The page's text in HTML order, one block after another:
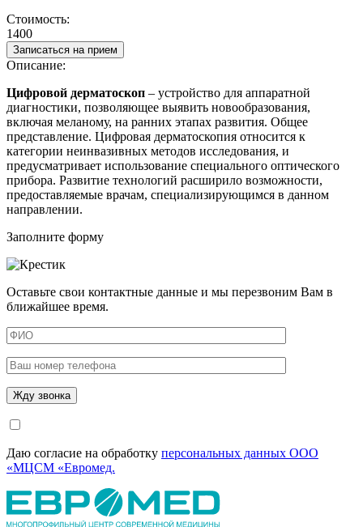
Стоимость:
1400
Записаться на прием
Описание:
Цифровой дерматоскоп – устройство для аппаратной
диагностики, позволяющее выявить новообразования,
включая меланому, на ранних этапах развития. Общее
представление. Цифровая дерматоскопия относится к
категории неинвазивных методов исследования, и
предусматривает использование специального оптического
прибора. Развитие технологий расширило возможности,
предоставляемые врачам, специализирующимся в данном
направлении.
Заполните форму
Оставьте свои контактные данные и мы перезвоним Вам в
ближайшее время.
Даю согласие на обработку персональных данных ООО
«МЦСМ «Евромед.